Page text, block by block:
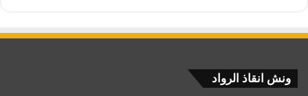
ونش انقاذ الرواد